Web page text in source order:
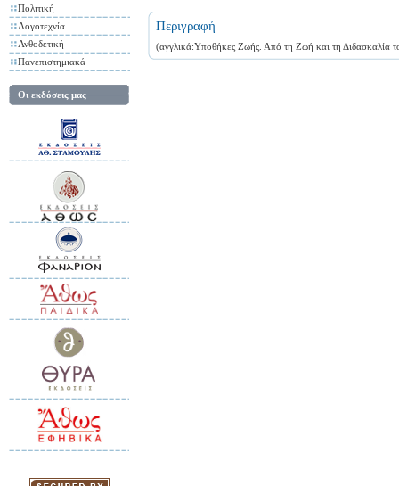
Πολιτική
Λογοτεχνία
Ανθοδετική
Πανεπιστημιακά
Οι εκδόσεις μας
Περιγραφή
(αγγλικά:Υποθήκες Ζωής. Από τη Ζωή και τη Διδασκαλία